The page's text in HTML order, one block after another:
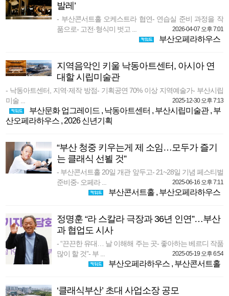
발레’
- 부산콘서트홀 오케스트라 협연- 연습실 준비 과정을 작
품으로- 고전·형식미 벗고 ...
2026-04-07 오후 7:01
부산오페라하우스
지역음악인 키울 낙동아트센터, 아시아 연
대할 시립미술관
- 낙동아트센터, 지역·제작 방점- 기획공연 70% 이상 지역예술가- 부산시립
미술 ...
2025-12-30 오후 7:13
부산문화 업그레이드 , 낙동아트센터 , 부산시립미술관, 부
산오페라하우스 , 2026 신년기획
“부산 청중 키우는게 제 소임…모두가 즐기
는 클래식 선뵐 것”
- 부산콘서트홀 20일 개관 앞두고- 21~28일 기념 페스티벌
준비중- 오페라 ...
2025-06-16 오후 7:11
부산콘서트홀, 부산오페라하우스
정명훈 “라 스칼라 극장과 36년 인연”…부산
과 협업도 시사
- “끈끈한 유대… 날 이해해 주는 곳- 좋아하는 베르디 작품
많이 할 것”- 부 ...
2025-05-19 오후 6:54
부산오페라하우스, 부산콘서트홀
‘클래식부산’ 초대 사업소장 공모